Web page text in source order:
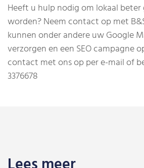
Heeft u hulp nodig om lokaal
worden? Neem contact op met
kunnen onder andere uw Google
verzorgen en een SEO campagne
contact met ons op per e-mail of
3376678